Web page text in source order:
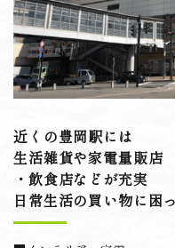
近くの豊岡駅には
生活雑貨や家電量販店
・ 飲食店などが充実
日常生活の買い物に困